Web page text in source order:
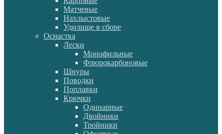
Матчевые
Нахлыстовые
Удилище в сборе
Оснастка
Лески
Монофильные
Флюрокарбоновые
Шнуры
Поводки
Поплавки
Крючки
Одинарные
Двойники
Тройники